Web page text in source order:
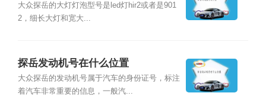
大众探岳的大灯灯泡型号是led灯hir2或者是901
2，细长大灯和宽大...
探岳发动机号在什么位置
大众探岳的发动机号属于汽车的身份证号，标注
着汽车非常重要的信息，一般汽...